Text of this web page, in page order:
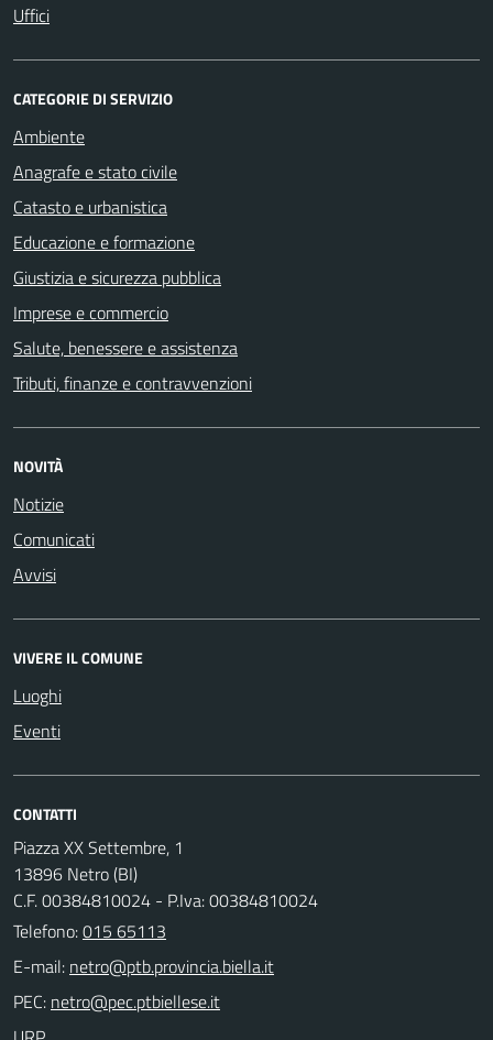
Uffici
CATEGORIE DI SERVIZIO
Ambiente
Anagrafe e stato civile
Catasto e urbanistica
Educazione e formazione
Giustizia e sicurezza pubblica
Imprese e commercio
Salute, benessere e assistenza
Tributi, finanze e contravvenzioni
NOVITÀ
Notizie
Comunicati
Avvisi
VIVERE IL COMUNE
Luoghi
Eventi
CONTATTI
Piazza XX Settembre, 1
13896 Netro (BI)
C.F. 00384810024 - P.Iva: 00384810024
Telefono:015 65113
E-mail:
PEC: